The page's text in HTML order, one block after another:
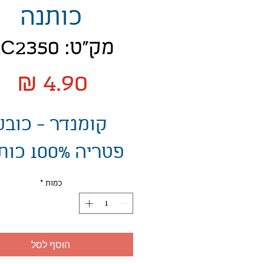
כותנה
מק"ט: AC2350
קומנדר -
פטריה 100% כותנה
כמות *
הוסף לסל